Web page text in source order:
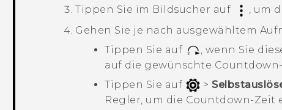
Tippen Sie im Bildsucher auf
, um
Gehen Sie je nach ausgewähltem
Tippen Sie auf
, wenn Sie
auf die gewünschte
Tippen Sie auf
>
Regler, um die Countdown-Zeit